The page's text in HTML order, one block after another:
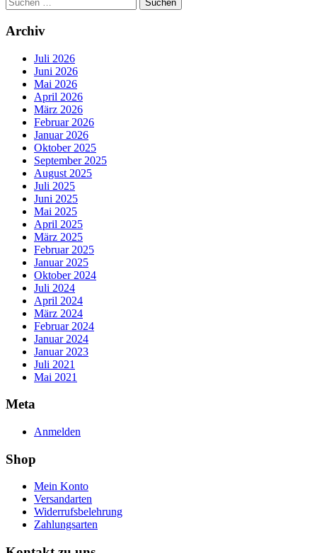
nach:
Archiv
Juli 2026
Juni 2026
Mai 2026
April 2026
März 2026
Februar 2026
Januar 2026
Oktober 2025
September 2025
August 2025
Juli 2025
Juni 2025
Mai 2025
April 2025
März 2025
Februar 2025
Januar 2025
Oktober 2024
Juli 2024
April 2024
März 2024
Februar 2024
Januar 2024
Januar 2023
Juli 2021
Mai 2021
Meta
Anmelden
Shop
Mein Konto
Versandarten
Widerrufsbelehrung
Zahlungsarten